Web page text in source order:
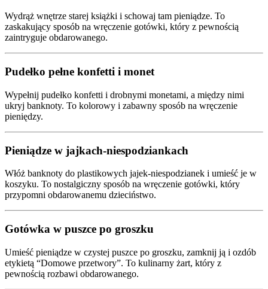
Wydrąż wnętrze starej książki i schowaj tam pieniądze. To
zaskakujący sposób na wręczenie gotówki, który z pewnością
zaintryguje obdarowanego.
Pudełko pełne konfetti i monet
Wypełnij pudełko konfetti i drobnymi monetami, a między nimi
ukryj banknoty. To kolorowy i zabawny sposób na wręczenie
pieniędzy.
Pieniądze w jajkach-niespodziankach
Włóż banknoty do plastikowych jajek-niespodzianek i umieść je w
koszyku. To nostalgiczny sposób na wręczenie gotówki, który
przypomni obdarowanemu dzieciństwo.
Gotówka w puszce po groszku
Umieść pieniądze w czystej puszce po groszku, zamknij ją i ozdób
etykietą “Domowe przetwory”. To kulinarny żart, który z
pewnością rozbawi obdarowanego.